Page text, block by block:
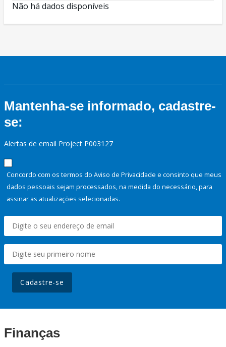
Não há dados disponíveis
Mantenha-se informado, cadastre-
se:
Alertas de email Project P003127
Concordo com os termos do Aviso de Privacidade e consinto que meus
dados pessoais sejam processados, na medida do necessário, para
assinar as atualizações selecionadas.
Cadastre-se
Finanças